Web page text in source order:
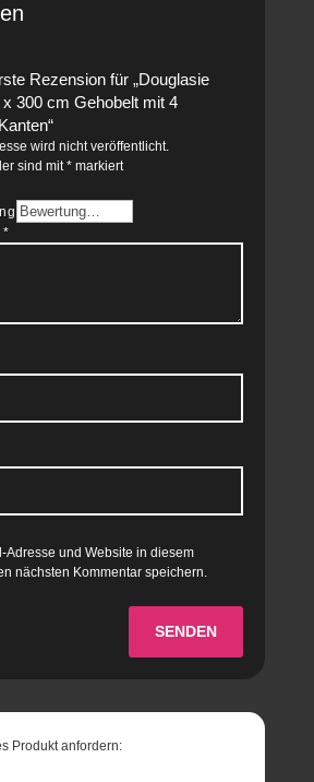
Rezension für „Douglasie
300 cm Gehobelt mit 4
wird nicht veröffentlicht.
sind mit*markiert
*
Adresse und Website in diesem
nächsten Kommentar speichern.
SENDEN
Produkt anfordern: